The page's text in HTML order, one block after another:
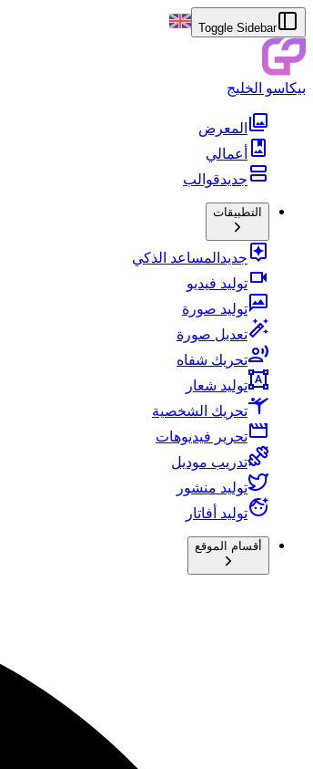
Toggle Sidebar
بيكاسو الخليج
المعرض
أعمالي
جديدقوالب
التطبيقات
جديد المساعد الذكي
توليد فيديو
توليد صورة
تعديل صورة
تحريك شفاه
توليد شعار
تحريك الشخصية
تحرير فيديوهات
تدريب موديل
توليد منشور
توليد أفاتار
أقسام الموقع